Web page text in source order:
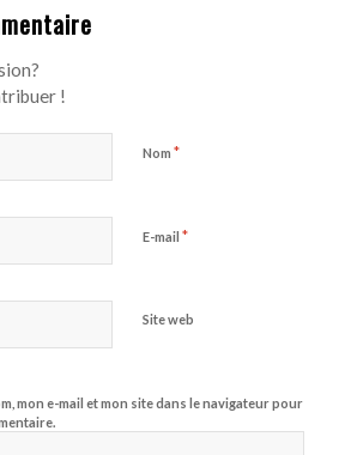
!
Nom *
E-mail *
Site web
mon e-mail et mon site dans le navigateur pour